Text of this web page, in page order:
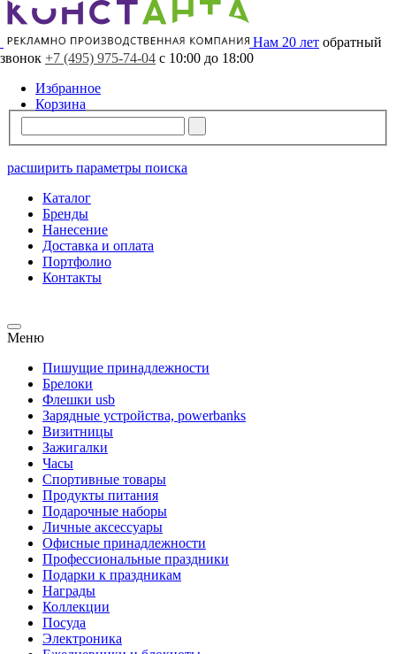
Нам 20 лет обратный
звонок +7 (495) 975-74-04 с 10:00 до 18:00
Избранное
Корзина
расширить параметры поиска
Каталог
Бренды
Нанесение
Доставка и оплата
Портфолио
Контакты
Меню
Пишущие принадлежности
Брелоки
Флешки usb
Зарядные устройства, powerbanks
Визитницы
Зажигалки
Часы
Спортивные товары
Продукты питания
Подарочные наборы
Личные аксессуары
Офисные принадлежности
Профессиональные праздники
Подарки к праздникам
Награды
Коллекции
Посуда
Электроника
Свободно4424 шт.
В резерве 0 шт.